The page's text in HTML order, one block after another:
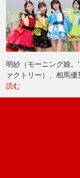
明紗（モーニング娘。
ァクトリー）、相馬
読む